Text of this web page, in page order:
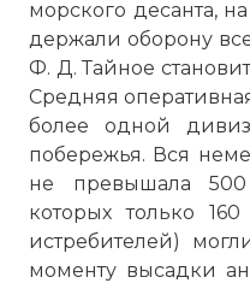
морского десанта,
держали оборону
Ф. Д. Тайное
Средняя
более одной
побережья. Вся
не превышала 500
которых только
истребителей)
моменту высадки
☓